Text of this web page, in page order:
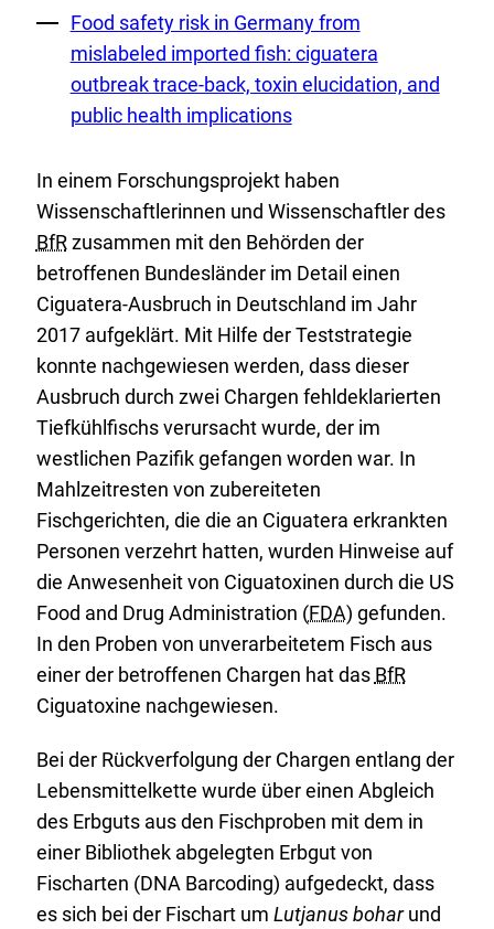
Externer
Link:
Food safety risk in Germany from
mislabeled imported fish: ciguatera
outbreak trace-back, toxin elucidation, and
public health implications
In einem Forschungsprojekt haben
Wissenschaftlerinnen und Wissenschaftler des
BfRzusammen mit den Behörden der
betroffenen Bundesländer im Detail einen
Ciguatera-Ausbruch in Deutschland im Jahr
2017 aufgeklärt. Mit Hilfe der Teststrategie
konnte nachgewiesen werden, dass dieser
Ausbruch durch zwei Chargen fehldeklarierten
Tiefkühlfischs verursacht wurde, der im
westlichen Pazifik gefangen worden war. In
Mahlzeitresten von zubereiteten
Fischgerichten, die die an Ciguatera erkrankten
Personen verzehrt hatten, wurden Hinweise auf
die Anwesenheit von Ciguatoxinen durch die US
Food and Drug Administration (FDA) gefunden.
In den Proben von unverarbeitetem Fisch aus
einer der betroffenen Chargen hat das BfR
Ciguatoxine nachgewiesen.
Bei der Rückverfolgung der Chargen entlang der
Lebensmittelkette wurde über einen Abgleich
des Erbguts aus den Fischproben mit dem in
einer Bibliothek abgelegten Erbgut von
Fischarten (DNA Barcoding) aufgedeckt, dass
es sich bei der Fischart um Lutjanus boharund